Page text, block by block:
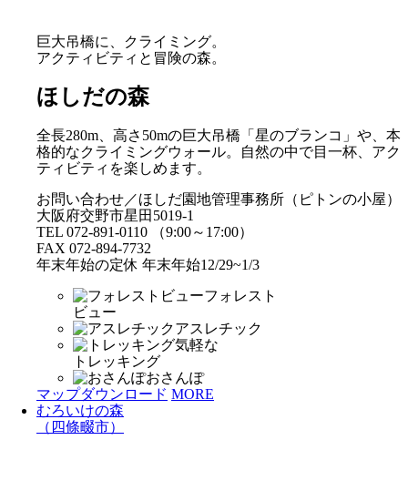
巨大吊橋に、クライミング。
アクティビティと冒険の森。
ほしだの森
全長280m、高さ50mの巨大吊橋「星のブランコ」や、本
格的なクライミングウォール。自然の中で目一杯、アク
ティビティを楽しめます。
お問い合わせ／ほしだ園地管理事務所（ピトンの小屋）
大阪府交野市星田5019-1
TEL 072-891-0110 （9:00～17:00）
FAX 072-894-7732
年末年始の定休 年末年始12/29~1/3
フォレスト
ビュー
アスレチック
気軽な
トレッキング
おさんぽ
マップダウンロード MORE
むろいけの森
（四條畷市）